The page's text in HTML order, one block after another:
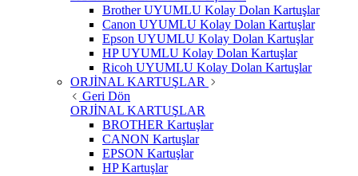
Brother UYUMLU Kolay Dolan Kartuşlar
Canon UYUMLU Kolay Dolan Kartuşlar
Epson UYUMLU Kolay Dolan Kartuşlar
HP UYUMLU Kolay Dolan Kartuşlar
Ricoh UYUMLU Kolay Dolan Kartuşlar
ORJİNAL KARTUŞLAR
Geri Dön
ORJİNAL KARTUŞLAR
BROTHER Kartuşlar
CANON Kartuşlar
EPSON Kartuşlar
HP Kartuşlar